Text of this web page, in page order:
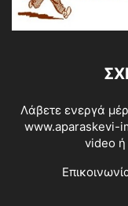
Λάβετε ενεργά
www.aparaskevi-
video ή